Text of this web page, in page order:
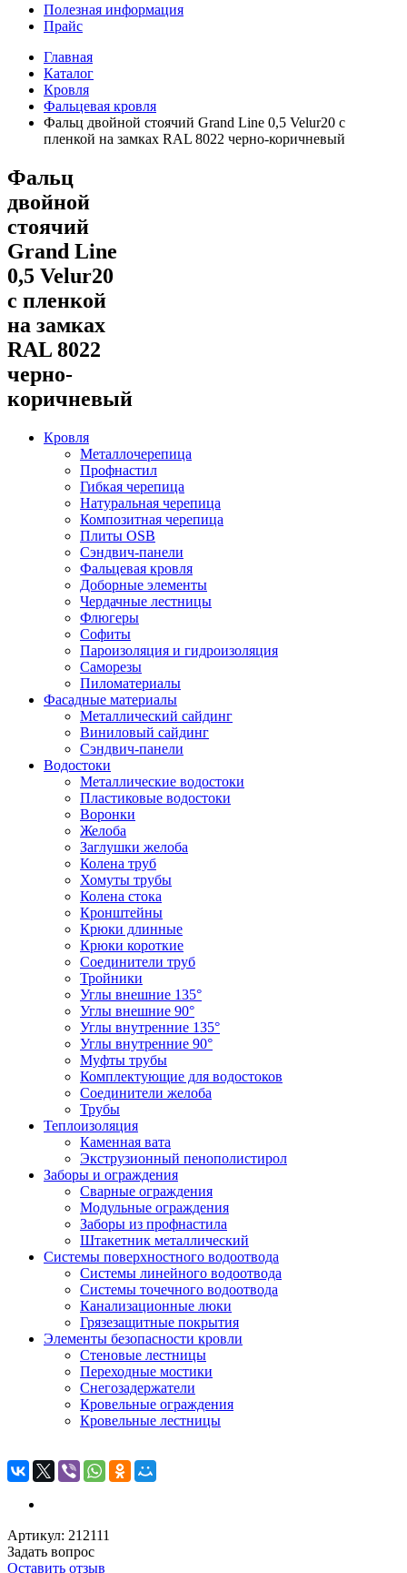
Полезная информация
Прайс
Главная
Каталог
Кровля
Фальцевая кровля
Фальц двойной стоячий Grand Line 0,5 Velur20 с
пленкой на замках RAL 8022 черно-коричневый
Фальц
двойной
стоячий
Grand Line
0,5 Velur20
с пленкой
на замках
RAL 8022
черно-
коричневый
Кровля
Металлочерепица
Профнастил
Гибкая черепица
Натуральная черепица
Композитная черепица
Плиты OSB
Сэндвич-панели
Фальцевая кровля
Доборные элементы
Чердачные лестницы
Флюгеры
Софиты
Пароизоляция и гидроизоляция
Саморезы
Пиломатериалы
Фасадные материалы
Металлический сайдинг
Виниловый сайдинг
Сэндвич-панели
Водостоки
Металлические водостоки
Пластиковые водостоки
Воронки
Желоба
Заглушки желоба
Колена труб
Хомуты трубы
Колена стока
Кронштейны
Крюки длинные
Крюки короткие
Соединители труб
Тройники
Углы внешние 135°
Углы внешние 90°
Углы внутренние 135°
Углы внутренние 90°
Муфты трубы
Комплектующие для водостоков
Соединители желоба
Трубы
Теплоизоляция
Каменная вата
Экструзионный пенополистирол
Заборы и ограждения
Сварные ограждения
Модульные ограждения
Заборы из профнастила
Штакетник металлический
Системы поверхностного водоотвода
Системы линейного водоотвода
Системы точечного водоотвода
Канализационные люки
Грязезащитные покрытия
Элементы безопасности кровли
Стеновые лестницы
Переходные мостики
Снегозадержатели
Кровельные ограждения
Кровельные лестницы
Артикул: 212111
Задать вопрос
Оставить отзыв